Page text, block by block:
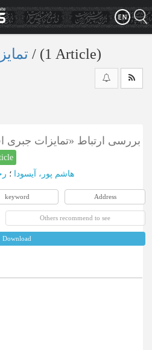
‎/ (1 Article)
بررسی ارتباط «تمایزات جبری
هاشم پور، آیسودا ؛
keyword Address
Others recommend to see
Download